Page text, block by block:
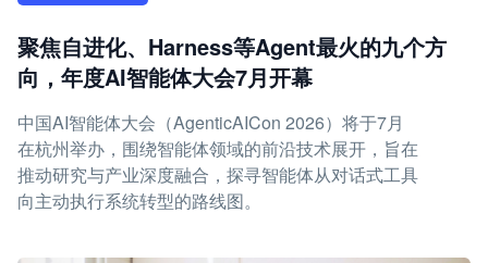
聚焦自进化、Harness等Agent最火的九个方
向，年度AI智能体大会7月开幕
中国AI智能体大会（AgenticAICon 2026）将于7月
在杭州举办，围绕智能体领域的前沿技术展开，旨在
推动研究与产业深度融合，探寻智能体从对话式工具
向主动执行系统转型的路线图。